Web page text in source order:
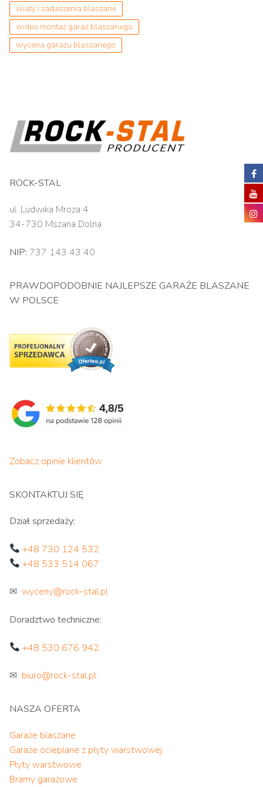
wiaty i zadaszenia blaszane
wideo montaż garaż blaszanego
wycena garażu blaszanego
ROCK-STAL
ul. Ludwika Mroza 4
34-730 Mszana Dolna
NIP: 737 143 43 40
PRAWDOPODOBNIE NAJLEPSZE GARAŻE BLASZANE
W POLSCE
Zobacz opinie klientów
SKONTAKTUJ SIĘ
Dział sprzedaży:
+48 730 124 532
+48 533 514 067
✉ wyceny@rock-stal.pl
Doradztwo techniczne:
+48 530 676 942
✉ biuro@rock-stal.pl
NASZA OFERTA
Garaże blaszane
Garaże ocieplane z płyty warstwowej
Płyty warstwowe
Bramy garażowe